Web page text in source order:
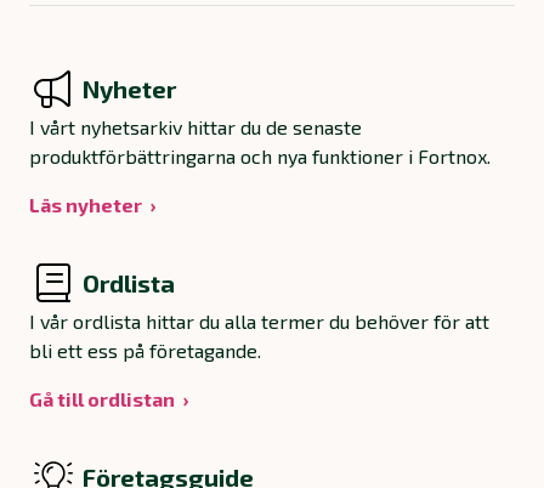
Nyheter
I vårt nyhetsarkiv hittar du de senaste
produktförbättringarna och nya funktioner i Fortnox.
Läs nyheter
Ordlista
I vår ordlista hittar du alla termer du behöver för att
bli ett ess på företagande.
Gå till ordlistan
Företagsguide